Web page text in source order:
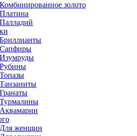
Комбинированное золото
Платина
Палладий
Бриллианты
Сапфиры
Изумруды
Рубины
Топазы
Танзаниты
Гранаты
Турмалины
Аквамарин
Для женщин